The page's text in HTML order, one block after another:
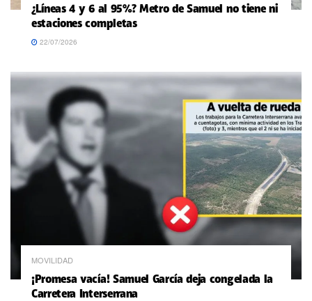
¿Líneas 4 y 6 al 95%? Metro de Samuel no tiene ni
estaciones completas
22/07/2026
MOVILIDAD
¡Promesa vacía! Samuel García deja congelada la
Carretera Interserrana